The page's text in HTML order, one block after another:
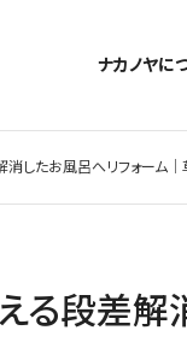
ナカノヤに
消したお風呂へリフォーム
る段差